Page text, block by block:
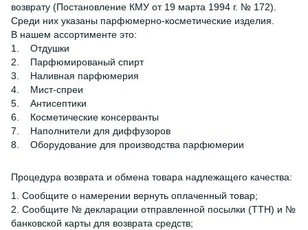
возврату (Постановление КМУ от 19 марта 1994 г. № 172).
Среди них указаны парфюмерно-косметические изделия.
В нашем ассортименте это:
1. Отдушки
2. Парфюмированый спирт
3. Наливная парфюмерия
4. Мист-спреи
5. Антисептики
6. Косметические консерванты
7. Наполнители для диффузоров
8. Оборудование для производства парфюмерии
Процедура возврата и обмена товара надлежащего качества:
1. Сообщите о намерении вернуть оплаченный товар;
2. Сообщите № декларации отправленной посылки (ТТН) и №
банковской карты для возврата средств;